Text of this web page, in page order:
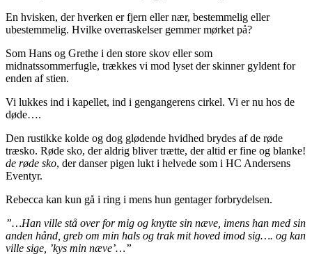
En hvisken, der hverken er fjern eller nær, bestemmelig eller
ubestemmelig. Hvilke overraskelser gemmer mørket på?
Som Hans og Grethe i den store skov eller som
midnatssommerfugle, trækkes vi mod lyset der skinner gyldent for
enden af stien.
Vi lukkes ind i kapellet, ind i gengangerens cirkel. Vi er nu hos de
døde….
Den rustikke kolde og dog glødende hvidhed brydes af de røde
træsko. Røde sko, der aldrig bliver trætte, der altid er fine og blanke!
de røde sko, der danser pigen lukt i helvede som i HC Andersens
Eventyr.
Rebecca kan kun gå i ring i mens hun gentager forbrydelsen.
”…Han ville stå over for mig og knytte sin næve, imens han med sin
anden hånd, greb om min hals og trak mit hoved imod sig…. og kan
ville sige, ’kys min næve’…”